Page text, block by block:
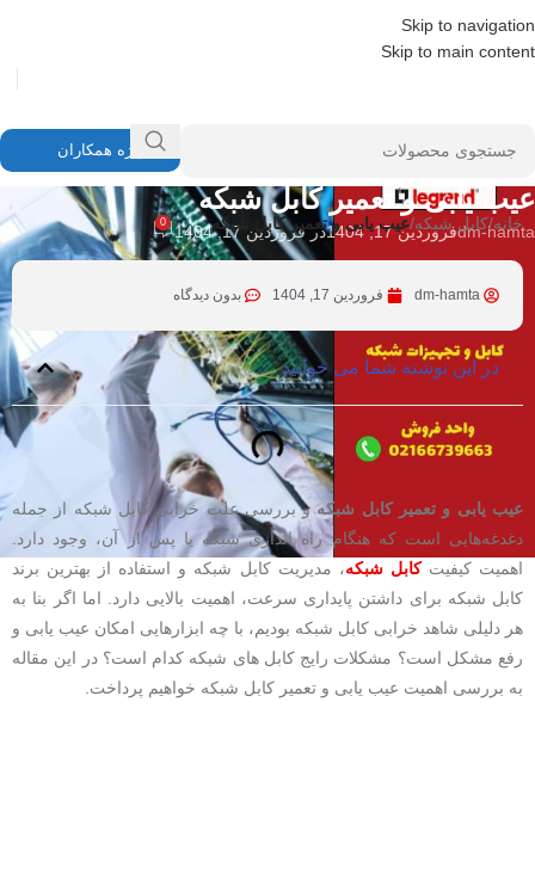
Skip to navigation
Skip to main content
ویژه همکاران
عیب یابی و تعمیر کابل شبکه
dm-hamtaفروردین 17, 1404 در فروردین 17, 1404 0 خانه/کابل شبکه/عیب یابی و تعمیر کابل شبکه
dm-hamta فروردین 17, 1404 بدون دیدگاه
در این نوشته شما می خوانید
عیب یابی و تعمیر کابل شبکهو بررسی علت خرابی کابل شبکه از جمله
دغدغه‌هایی است که هنگام راه اندازی شبکه یا پس از آن، وجود دارد.
اهمیت کیفیتکابل شبکه، مدیریت کابل شبکه و استفاده از بهترین برند
کابل شبکه برای داشتن پایداری سرعت، اهمیت بالایی دارد. اما اگر بنا به
هر دلیلی شاهد خرابی کابل شبکه بودیم، با چه ابزارهایی امکان عیب یابی و
رفع مشکل است؟ مشکلات رایج کابل های شبکه کدام است؟ در این مقاله
به بررسی اهمیت عیب یابی و تعمیر کابل شبکه خواهیم پرداخت.